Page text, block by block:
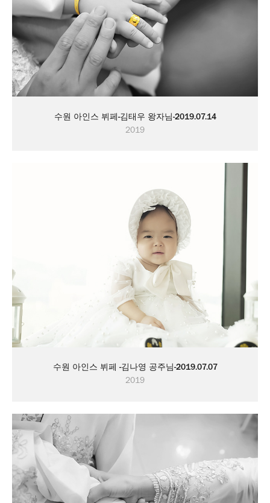
수원 아인스 뷔페-김태우 왕자님-2019.07.14
2019
수원 아인스 뷔페 -김나영 공주님-2019.07.07
2019